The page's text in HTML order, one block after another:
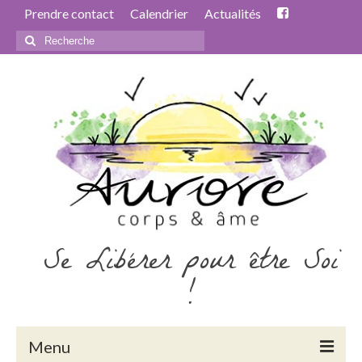
Prendre contact Calendrier Actualités
Rechercher
:
Se Libérer pour être Soi
!
Menu